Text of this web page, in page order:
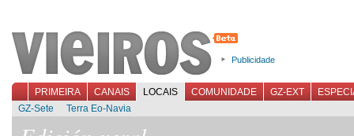
Publicidade
PRIMEIRA CANAIS LOCAIS COMUNIDADE GZ-EXT
GZ-Sete
Terra Eo-Navia